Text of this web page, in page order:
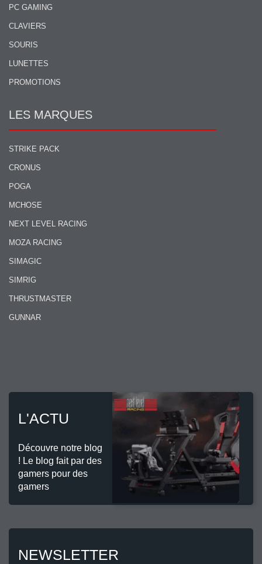
PC GAMING
CLAVIERS
SOURIS
LUNETTES
PROMOTIONS
LES MARQUES
STRIKE PACK
CRONUS
POGA
MCHOSE
NEXT LEVEL RACING
MOZA RACING
SIMAGIC
SIMRIG
THRUSTMASTER
GUNNAR
L'ACTU
Découvre notre blog
! Le blog fait par des
gamers pour des
gamers
NEWSLETTER